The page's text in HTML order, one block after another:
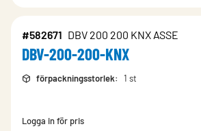
#582671 DBV 200 200 KNX ASSE
DBV-200-200-KNX
förpackningsstorlek: 1 st
Logga in för pris